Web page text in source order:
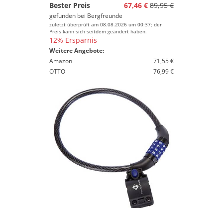
Bester Preis
67,46 € 89,95 €
gefunden bei Bergfreunde
zuletzt überprüft am 08.08.2026 um 00:37; der
Preis kann sich seitdem geändert haben.
12% Ersparnis
Weitere Angebote:
Amazon
71,55 €
OTTO
76,99 €